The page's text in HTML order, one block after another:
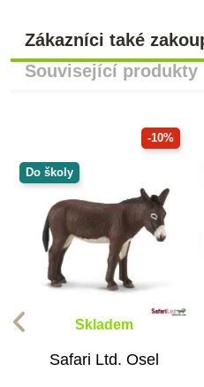
Zákazníci také
Související produkty
-10%
Do školy
Skladem
Safari Ltd. Osel